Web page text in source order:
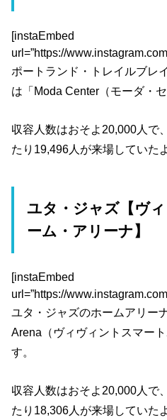
[instaEmbed
url=”https://
ポートランド・トレイルブレ
は「Moda Center（モーダ・
収容人数はおそよ20,000人で
たり19,496人が来場していた
ユタ・ジャズ【ヴ
ーム・アリーナ】
[instaEmbed
url=”https://
ユタ・ジャズのホームアリー
Arena（ヴィヴィントスマー
す。
収容人数はおそよ20,000人で
たり18,306人が来場していた